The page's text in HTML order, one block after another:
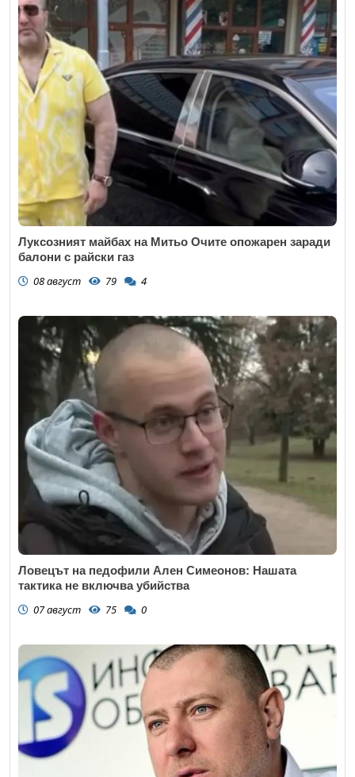
Луксозният майбах на Митьо Очите опожарен заради
балони с райски газ
08 август 79 4
Ловецът на педофили Ален Симеонов: Нашата
тактика не включва убийства
07 август 75 0